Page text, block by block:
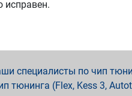
исправен.
специалисты по чип
тюнинга (Flex, Kess 3,